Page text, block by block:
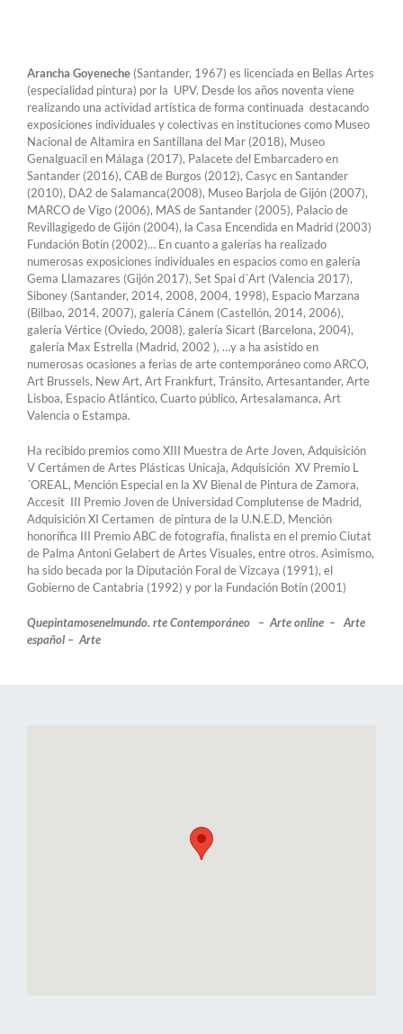
Arancha Goyeneche (Santander, 1967) es licenciada en Bellas Artes
(especialidad pintura) por la UPV. Desde los años noventa viene
realizando una actividad artística de forma continuada destacando
exposiciones individuales y colectivas en instituciones como Museo
Nacional de Altamira en Santillana del Mar (2018), Museo
Genalguacil en Málaga (2017), Palacete del Embarcadero en
Santander (2016), CAB de Burgos (2012), Casyc en Santander
(2010), DA2 de Salamanca(2008), Museo Barjola de Gijón (2007),
MARCO de Vigo (2006), MAS de Santander (2005), Palacio de
Revillagigedo de Gijón (2004), la Casa Encendida en Madrid (2003)
Fundación Botín (2002)… En cuanto a galerías ha realizado
numerosas exposiciones individuales en espacios como en galería
Gema Llamazares (Gijón 2017), Set Spai d´Art (Valencia 2017),
Siboney (Santander, 2014, 2008, 2004, 1998), Espacio Marzana
(Bilbao, 2014, 2007), galería Cánem (Castellón, 2014, 2006),
galería Vértice (Oviedo, 2008), galería Sicart (Barcelona, 2004),
galería Max Estrella (Madrid, 2002 ), …y a ha asistido en
numerosas ocasiones a ferias de arte contemporáneo como ARCO,
Art Brussels, New Art, Art Frankfurt, Tránsito, Artesantander, Arte
Lisboa, Espacio Atlántico, Cuarto público, Artesalamanca, Art
Valencia o Estampa.
Ha recibido premios como XIII Muestra de Arte Joven, Adquisición
V Certámen de Artes Plásticas Unicaja, Adquisición XV Premio L
´OREAL, Mención Especial en la XV Bienal de Pintura de Zamora,
Accesit III Premio Joven de Universidad Complutense de Madrid,
Adquisición XI Certamen de pintura de la U.N.E.D, Mención
honorífica III Premio ABC de fotografía, finalista en el premio Ciutat
de Palma Antoni Gelabert de Artes Visuales, entre otros. Asimismo,
ha sido becada por la Diputación Foral de Vizcaya (1991), el
Gobierno de Cantabria (1992) y por la Fundación Botín (2001)
Quepintamosenelmundo. rte Contemporáneo – Arte online – Arte
español – Arte